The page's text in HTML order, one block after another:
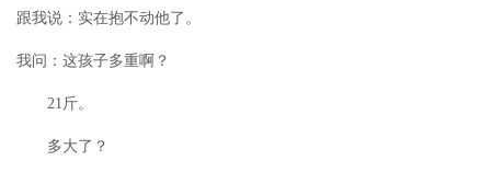
跟我说：实在抱不动他了。
我问：这孩子多重啊？
21斤。
多大了？